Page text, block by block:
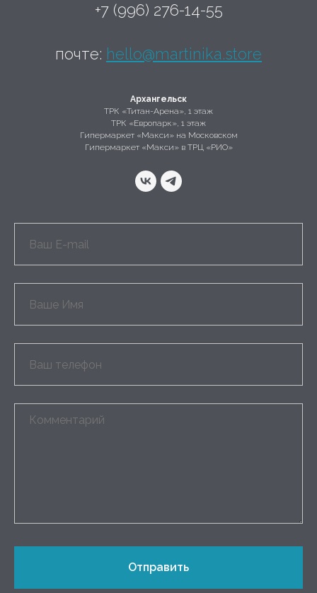
+7 (996) 276-14-55
почте: hello@martinika.store
Архангельск
ТРК «Титан-Арена», 1 этаж
ТРК «Европарк», 1 этаж
Гипермаркет «Макси» на Московском
Гипермаркет «Макси» в ТРЦ «РИО»
Отправить